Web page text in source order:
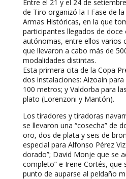
Entre el 21 y el 24 de
de Tiro organizó la I Fase de
Armas Históricas, en la que
participantes llegados de doce
autónomas, entre ellos varios
que llevaron a cabo más de
modalidades distintas.
Esta primera cita de la Copa
dos instalaciones: Aizoain
100 metros; y Valdorba para
plato (Lorenzoni y Mantón).
Los tiradores y tiradoras
se llevaron una “cosecha” de
oro, dos de plata y seis de
especial para Alfonso Pérez
dorado”; David Monje que se
completo” e Irene Cortés, que
punto de auparse al peldaño